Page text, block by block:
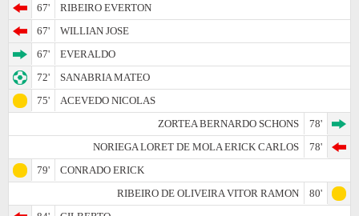
67'
RIBEIRO EVERTON
67'
WILLIAN JOSE
67'
EVERALDO
72'
SANABRIA MATEO
75'
ACEVEDO NICOLAS
ZORTEA BERNARDO SCHONS
78'
NORIEGA LORET DE MOLA ERICK CARLOS
78'
79'
CONRADO ERICK
RIBEIRO DE OLIVEIRA VITOR RAMON
80'